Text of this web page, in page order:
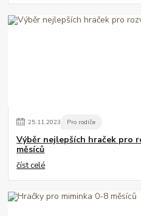
25.11.2023 Pro rodiče
Výběr nejlepších hraček pro
měsíců
číst celé